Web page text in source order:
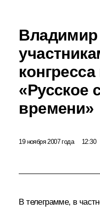
Владимир
«Русское
времени»
19 ноября 2007 года 12:30
В телеграмме, в